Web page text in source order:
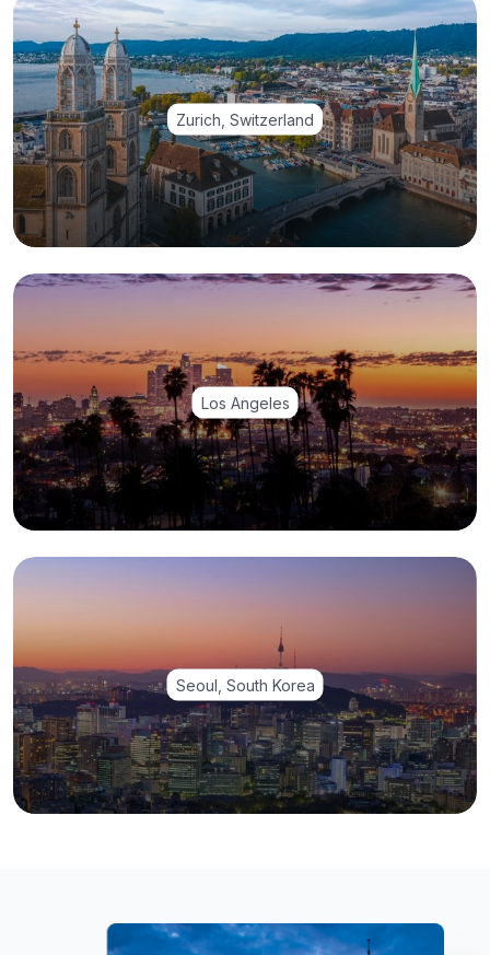
Zurich, Switzerland
Los Angeles
Seoul, South Korea